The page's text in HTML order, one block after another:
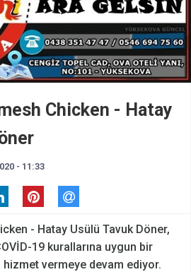
Chicken - Hatay
- 11:33
- Hatay Usülü Tavuk Döner,
19 kurallarına uygun bir
vermeye devam ediyor.